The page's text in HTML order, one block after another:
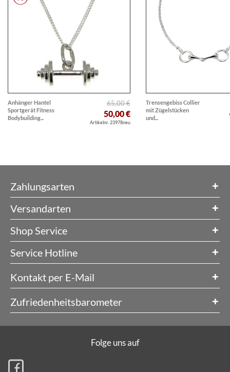
Anhänger Hantel
Sportgerät Fitness
Bodybuilding...
65,00 €
50,00 €
Artikelnr. 23978neu
Trensengebiss Collier
mit Zügelstücken
und...
Zahlungsarten
Versandarten
Shop Service
Service Hotline
Kontakt per E-Mail
Zufriedenheitsbarometer
Folge uns auf